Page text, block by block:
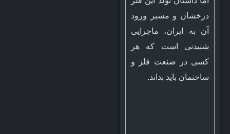
درخشان و مسیر ورود
آن به ایران، ماجرایی
شنیدنی است که هر
کسی در صنعت فلز و
ساختمان باید بداند.